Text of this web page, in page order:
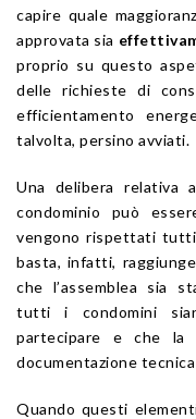
capire quale
approvata sia
proprio su questo
delle richieste di
efficientamento
talvolta, persino avviati.
Una delibera relativa
condominio può
vengono rispettati
basta, infatti,
che l’assemblea sia
tutti i condomini
partecipare e che la
documentazione
Quando questi